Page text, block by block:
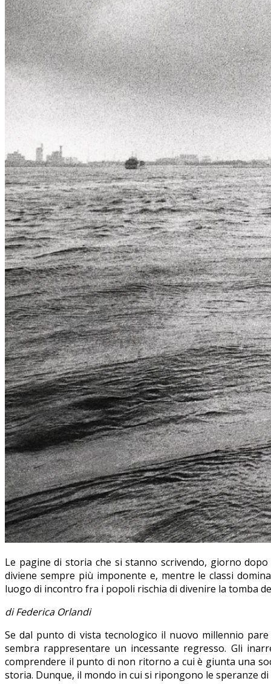
Le pagine di storia che si stanno scrivendo, giorno
diviene sempre più imponente e, mentre le classi
luogo di incontro fra i popoli rischia di divenire la tomba
di Federica Orlandi
Se dal punto di vista tecnologico il nuovo millennio
sembra rappresentare un incessante regresso. Gli
comprendere il punto di non ritorno a cui è giunta una
storia. Dunque, il mondo in cui si ripongono le speranze